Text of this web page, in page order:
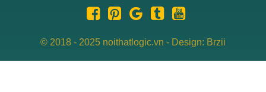
© 2018 - 2025 noithatlogic.vn - Design: Brzii